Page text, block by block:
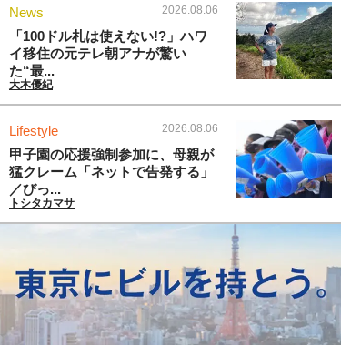
News 2026.08.06
「100ドル札は使えない!?」ハワ
イ移住の元テレ朝アナが驚い
た“最...
大木優紀
Lifestyle 2026.08.06
甲子園の応援強制参加に、母親が
猛クレーム「ネットで告発する」
／びっ...
トシタカマサ